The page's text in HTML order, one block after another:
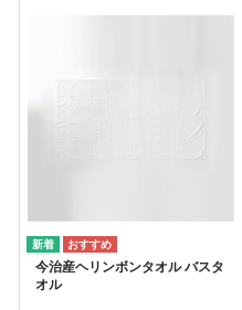
今治産ヘリンボンタオル バスタ
オル